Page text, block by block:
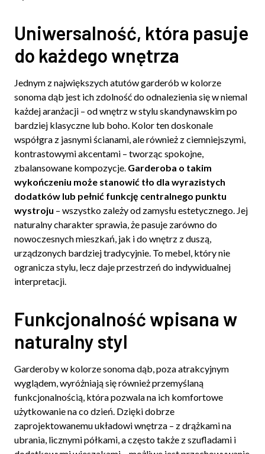
Uniwersalność, która pasuje
do każdego wnętrza
Jednym z największych atutów garderób w kolorze
sonoma dąb jest ich zdolność do odnalezienia się w niemal
każdej aranżacji – od wnętrz w stylu skandynawskim po
bardziej klasyczne lub boho. Kolor ten doskonale
współgra z jasnymi ścianami, ale również z ciemniejszymi,
kontrastowymi akcentami – tworząc spokojne,
zbalansowane kompozycje. Garderoba o takim
wykończeniu może stanowić tło dla wyrazistych
dodatków lub pełnić funkcję centralnego punktu
wystroju – wszystko zależy od zamysłu estetycznego. Jej
naturalny charakter sprawia, że pasuje zarówno do
nowoczesnych mieszkań, jak i do wnętrz z duszą,
urządzonych bardziej tradycyjnie. To mebel, który nie
ogranicza stylu, lecz daje przestrzeń do indywidualnej
interpretacji.
Funkcjonalność wpisana w
naturalny styl
Garderoby w kolorze sonoma dąb, poza atrakcyjnym
wyglądem, wyróżniają się również przemyślaną
funkcjonalnością, która pozwala na ich komfortowe
użytkowanie na co dzień. Dzięki dobrze
zaprojektowanemu układowi wnętrza – z drążkami na
ubrania, licznymi półkami, a często także z szufladami i